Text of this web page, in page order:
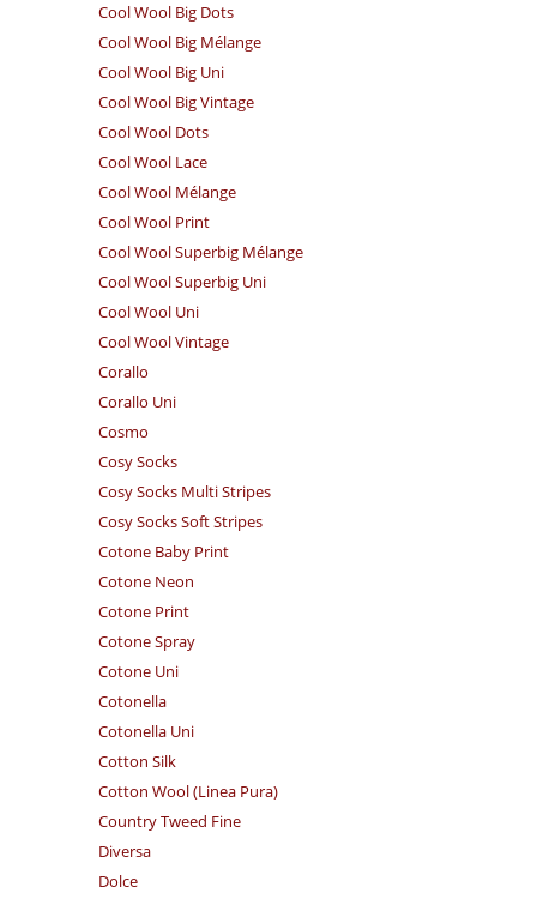
Cool Wool Big Dots
Cool Wool Big Mélange
Cool Wool Big Uni
Cool Wool Big Vintage
Cool Wool Dots
Cool Wool Lace
Cool Wool Mélange
Cool Wool Print
Cool Wool Superbig Mélange
Cool Wool Superbig Uni
Cool Wool Uni
Cool Wool Vintage
Corallo
Corallo Uni
Cosmo
Cosy Socks
Cosy Socks Multi Stripes
Cosy Socks Soft Stripes
Cotone Baby Print
Cotone Neon
Cotone Print
Cotone Spray
Cotone Uni
Cotonella
Cotonella Uni
Cotton Silk
Cotton Wool (Linea Pura)
Country Tweed Fine
Diversa
Dolce